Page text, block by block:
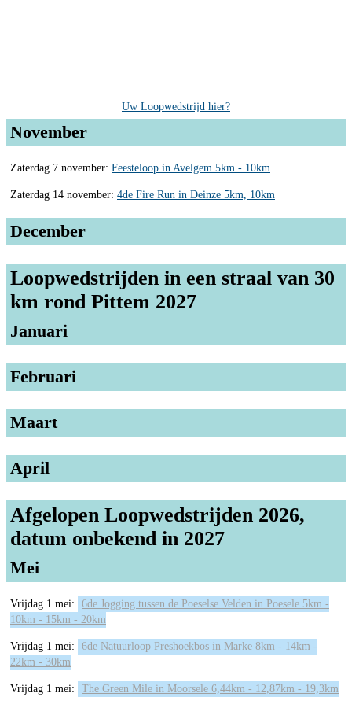
Uw Loopwedstrijd hier?
November
Zaterdag 7 november: Feesteloop in Avelgem 5km - 10km
Zaterdag 14 november: 4de Fire Run in Deinze 5km, 10km
December
Loopwedstrijden in een straal van 30
km rond Pittem 2027
Januari
Februari
Maart
April
Afgelopen Loopwedstrijden 2026,
datum onbekend in 2027
Mei
Vrijdag 1 mei:
6de Jogging tussen de Poeselse Velden in Poesele 5km -
10km - 15km - 20km
Vrijdag 1 mei:
6de Natuurloop Preshoekbos in Marke 8km - 14km -
22km - 30km
Vrijdag 1 mei: The Green Mile in Moorsele 6,44km - 12,87km - 19,3km